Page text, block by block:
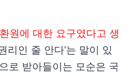
원에 대한 요구였다고 생
리인 줄 안다’는 말이 있
로 받아들이는 모순은 국